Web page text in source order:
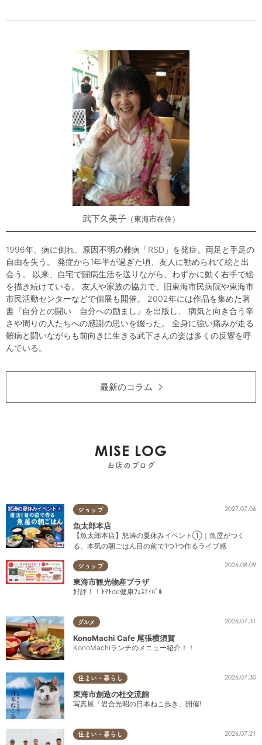
武下久美子 東海市在住
1996年、病に倒れ、原因不明の難病「RSD」を発症。両足と手足の
自由を失う。 発症から1年半が過ぎた頃、友人に勧められて絵と出
会う。 以来、自宅で闘病生活を送りながら、わずかに動く右手で絵
を描き続けている。 友人や家族の協力で、旧東海市民病院や東海市
市民活動センターなどで個展も開催。 2002年には作品を集めた著
書『自分との闘い 自分への励まし』を出版し、 病気と向き合う辛
さや周りの人たちへの感謝の思いを綴った。 全身に強い痛みが走る
難病と闘いながらも前向きに生きる武下さんの姿は多くの反響を呼
んでいる。
最新のコラム
MISE LOG
お店のブログ
ショップ 2027.07.06
魚太郎本店
【魚太郎本店】怒涛の夏休みイベント①｜魚屋がつく
る、本気の朝ごはん目の前で1つ1つ作るライブ感
ショップ 2026.08.09
東海市観光物産プラザ
好評！！ﾄﾏﾄde健康ﾌｪｽﾃｨﾊﾞﾙ
グルメ 2026.07.31
KonoMachi Cafe 尾張横須賀
KonoMachiランチのメニュー紹介！！
住まい・暮らし 2026.07.30
東海市創造の杜交流館
写真展「岩合光昭の日本ねこ歩き」開催!
住まい・暮らし 2026.07.21